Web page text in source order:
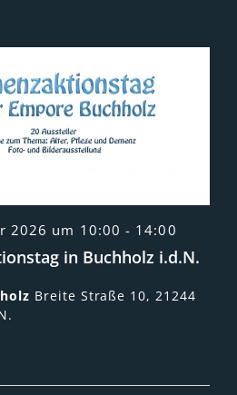
2026 um 10:00 - 14:00
in Buchholz i.d.N.
Breite Straße 10, 21244